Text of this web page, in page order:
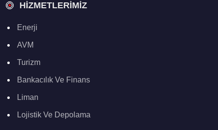
HIZMETLERIMIZ
Enerji
AVM
Turizm
Bankacılık Ve Finans
Liman
Lojistik Ve Depolama